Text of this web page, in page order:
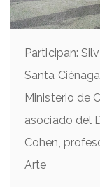
Participan:
Santa
Ministerio de
asociado del
Cohen,
Arte